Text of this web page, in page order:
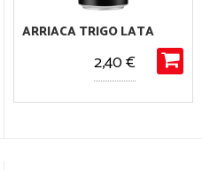
ARRIACA TRIGO LATA
2,40 €